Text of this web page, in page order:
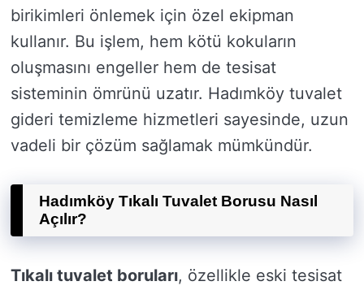
birikimleri önlemek için özel ekipman
kullanır. Bu işlem, hem kötü kokuların
oluşmasını engeller hem de tesisat
sisteminin ömrünü uzatır. Hadımköy tuvalet
gideri temizleme hizmetleri sayesinde, uzun
vadeli bir çözüm sağlamak mümkündür.
Hadımköy Tıkalı Tuvalet Borusu Nasıl
Açılır?
Tıkalı tuvalet boruları, özellikle eski tesisat